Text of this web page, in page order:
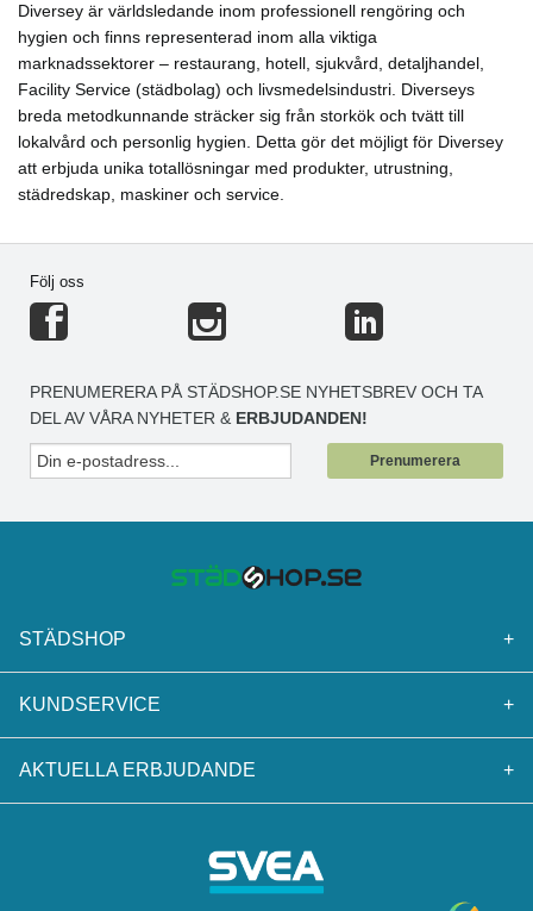
Diversey är världsledande inom professionell rengöring och
hygien och finns representerad inom alla viktiga
marknadssektorer – restaurang, hotell, sjukvård, detaljhandel,
Facility Service (städbolag) och livsmedelsindustri. Diverseys
breda metodkunnande sträcker sig från storkök och tvätt till
lokalvård och personlig hygien. Detta gör det möjligt för Diversey
att erbjuda unika totallösningar med produkter, utrustning,
städredskap, maskiner och service.
Följ oss
PRENUMERERA PÅ STÄDSHOP.SE NYHETSBREV OCH TA
DEL AV VÅRA NYHETER & ERBJUDANDEN!
Prenumerera
STÄDSHOP +
KUNDSERVICE +
AKTUELLA ERBJUDANDE +